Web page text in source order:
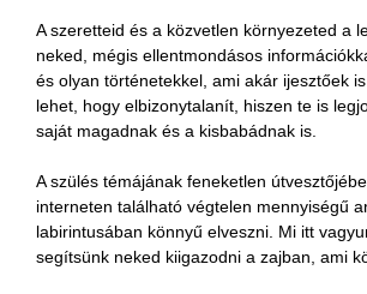
A szeretteid és a közvetlen környezeted a
neked, mégis ellentmondásos
és olyan történetekkel, ami akár ijesztőek
lehet, hogy elbizonytalanít, hiszen te is
saját magadnak és a kisbabádnak is.
A szülés témájának feneketlen
interneten található végtelen mennyiségű
labirintusában könnyű elveszni. Mi itt
segítsünk neked kiigazodni a zajban, ami